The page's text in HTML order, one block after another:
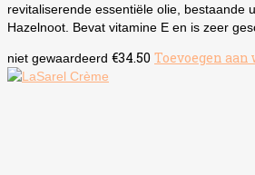
revitaliserende essentiële olie, bestaande
Hazelnoot. Bevat vitamine E en is zeer
niet gewaardeerd €34.50 Toevoegen